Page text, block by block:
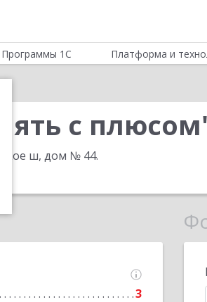
Программы 1С Платформа и
с
ш, дом № 44.
3